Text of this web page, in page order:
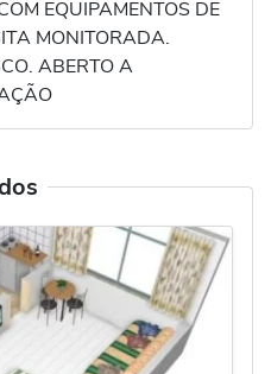
EQUIPAMENTOS DE
MONITORADA.
ABERTO A